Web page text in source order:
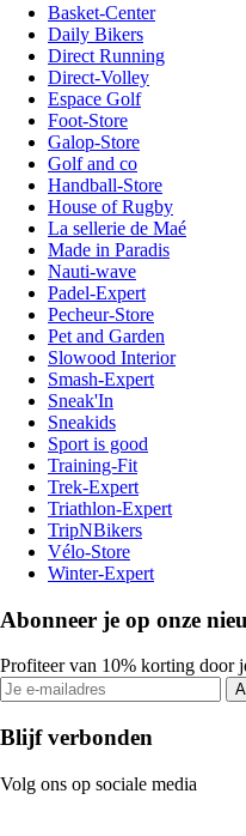
Basket-Center
Daily Bikers
Direct Running
Direct-Volley
Espace Golf
Foot-Store
Galop-Store
Golf and co
Handball-Store
House of Rugby
La sellerie de Maé
Made in Paradis
Nauti-wave
Padel-Expert
Pecheur-Store
Pet and Garden
Slowood Interior
Smash-Expert
Sneak'In
Sneakids
Sport is good
Training-Fit
Trek-Expert
Triathlon-Expert
TripNBikers
Vélo-Store
Winter-Expert
Abonneer je op onze
Profiteer van 10% korting door
Blijf verbonden
Volg ons op sociale media